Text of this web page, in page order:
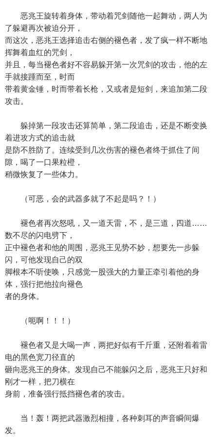
恶兆王旋转着身体，带动着咒剑随他一起舞动，两人为
了躲避再次被迫分开，
而这次，恶兆王选择追击右侧的褪色者，发了疯一样不断地
挥舞着血红的咒剑，
并且，每当褪色者好不容易躲开第一次咒剑的攻击，他的左
手就接踵而至，时而
带着黄金锤，时而带着长枪，又或者是短剑，来追加第二段
攻击。
躲掉第一段攻击还算简单，第二段追击，还是不断变换
着进攻方式的追击就
是防不胜防了。连续受到几次伤害的褪色者终于抓住了间
隙，喝了一口果粒橙，
稍微恢复了一些体力。
（可恶，会的武器多就了不起是吗？！）
褪色者再次怒吼，又一道天雷，不，是三道，四道……
数不尽的闪电劈下，
正中褪色者和他的周围，恶兆王见势不妙，想要先一步躲
闪，可他发现自己的双
脚根本不听使唤，只感觉一股强大的力量正牵引着他的身
体，强行把他拉向褪色
者的身体。
（呃啊！！！）
褪色者又是大喝一声，两把好似有千斤重，还附着着雷
电的黑色宽刀径直的
砸向恶兆王的身体。发现自己不能躲闪之后，恶兆王只好和
刚才一样，把刀横在
身前，准备强行抵挡褪色者的攻击。
当！轰！两把武器激烈相撞，各种刺耳的声音瞬间爆
发。